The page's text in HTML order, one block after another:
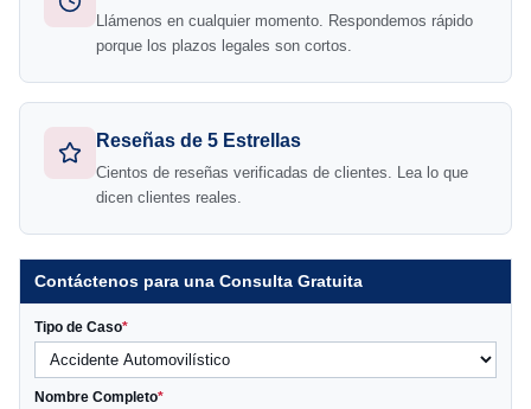
Llámenos en cualquier momento. Respondemos rápido
porque los plazos legales son cortos.
Reseñas de 5 Estrellas
Cientos de reseñas verificadas de clientes. Lea lo que
dicen clientes reales.
Contáctenos para una Consulta Gratuita
Tipo de Caso*
Nombre Completo*